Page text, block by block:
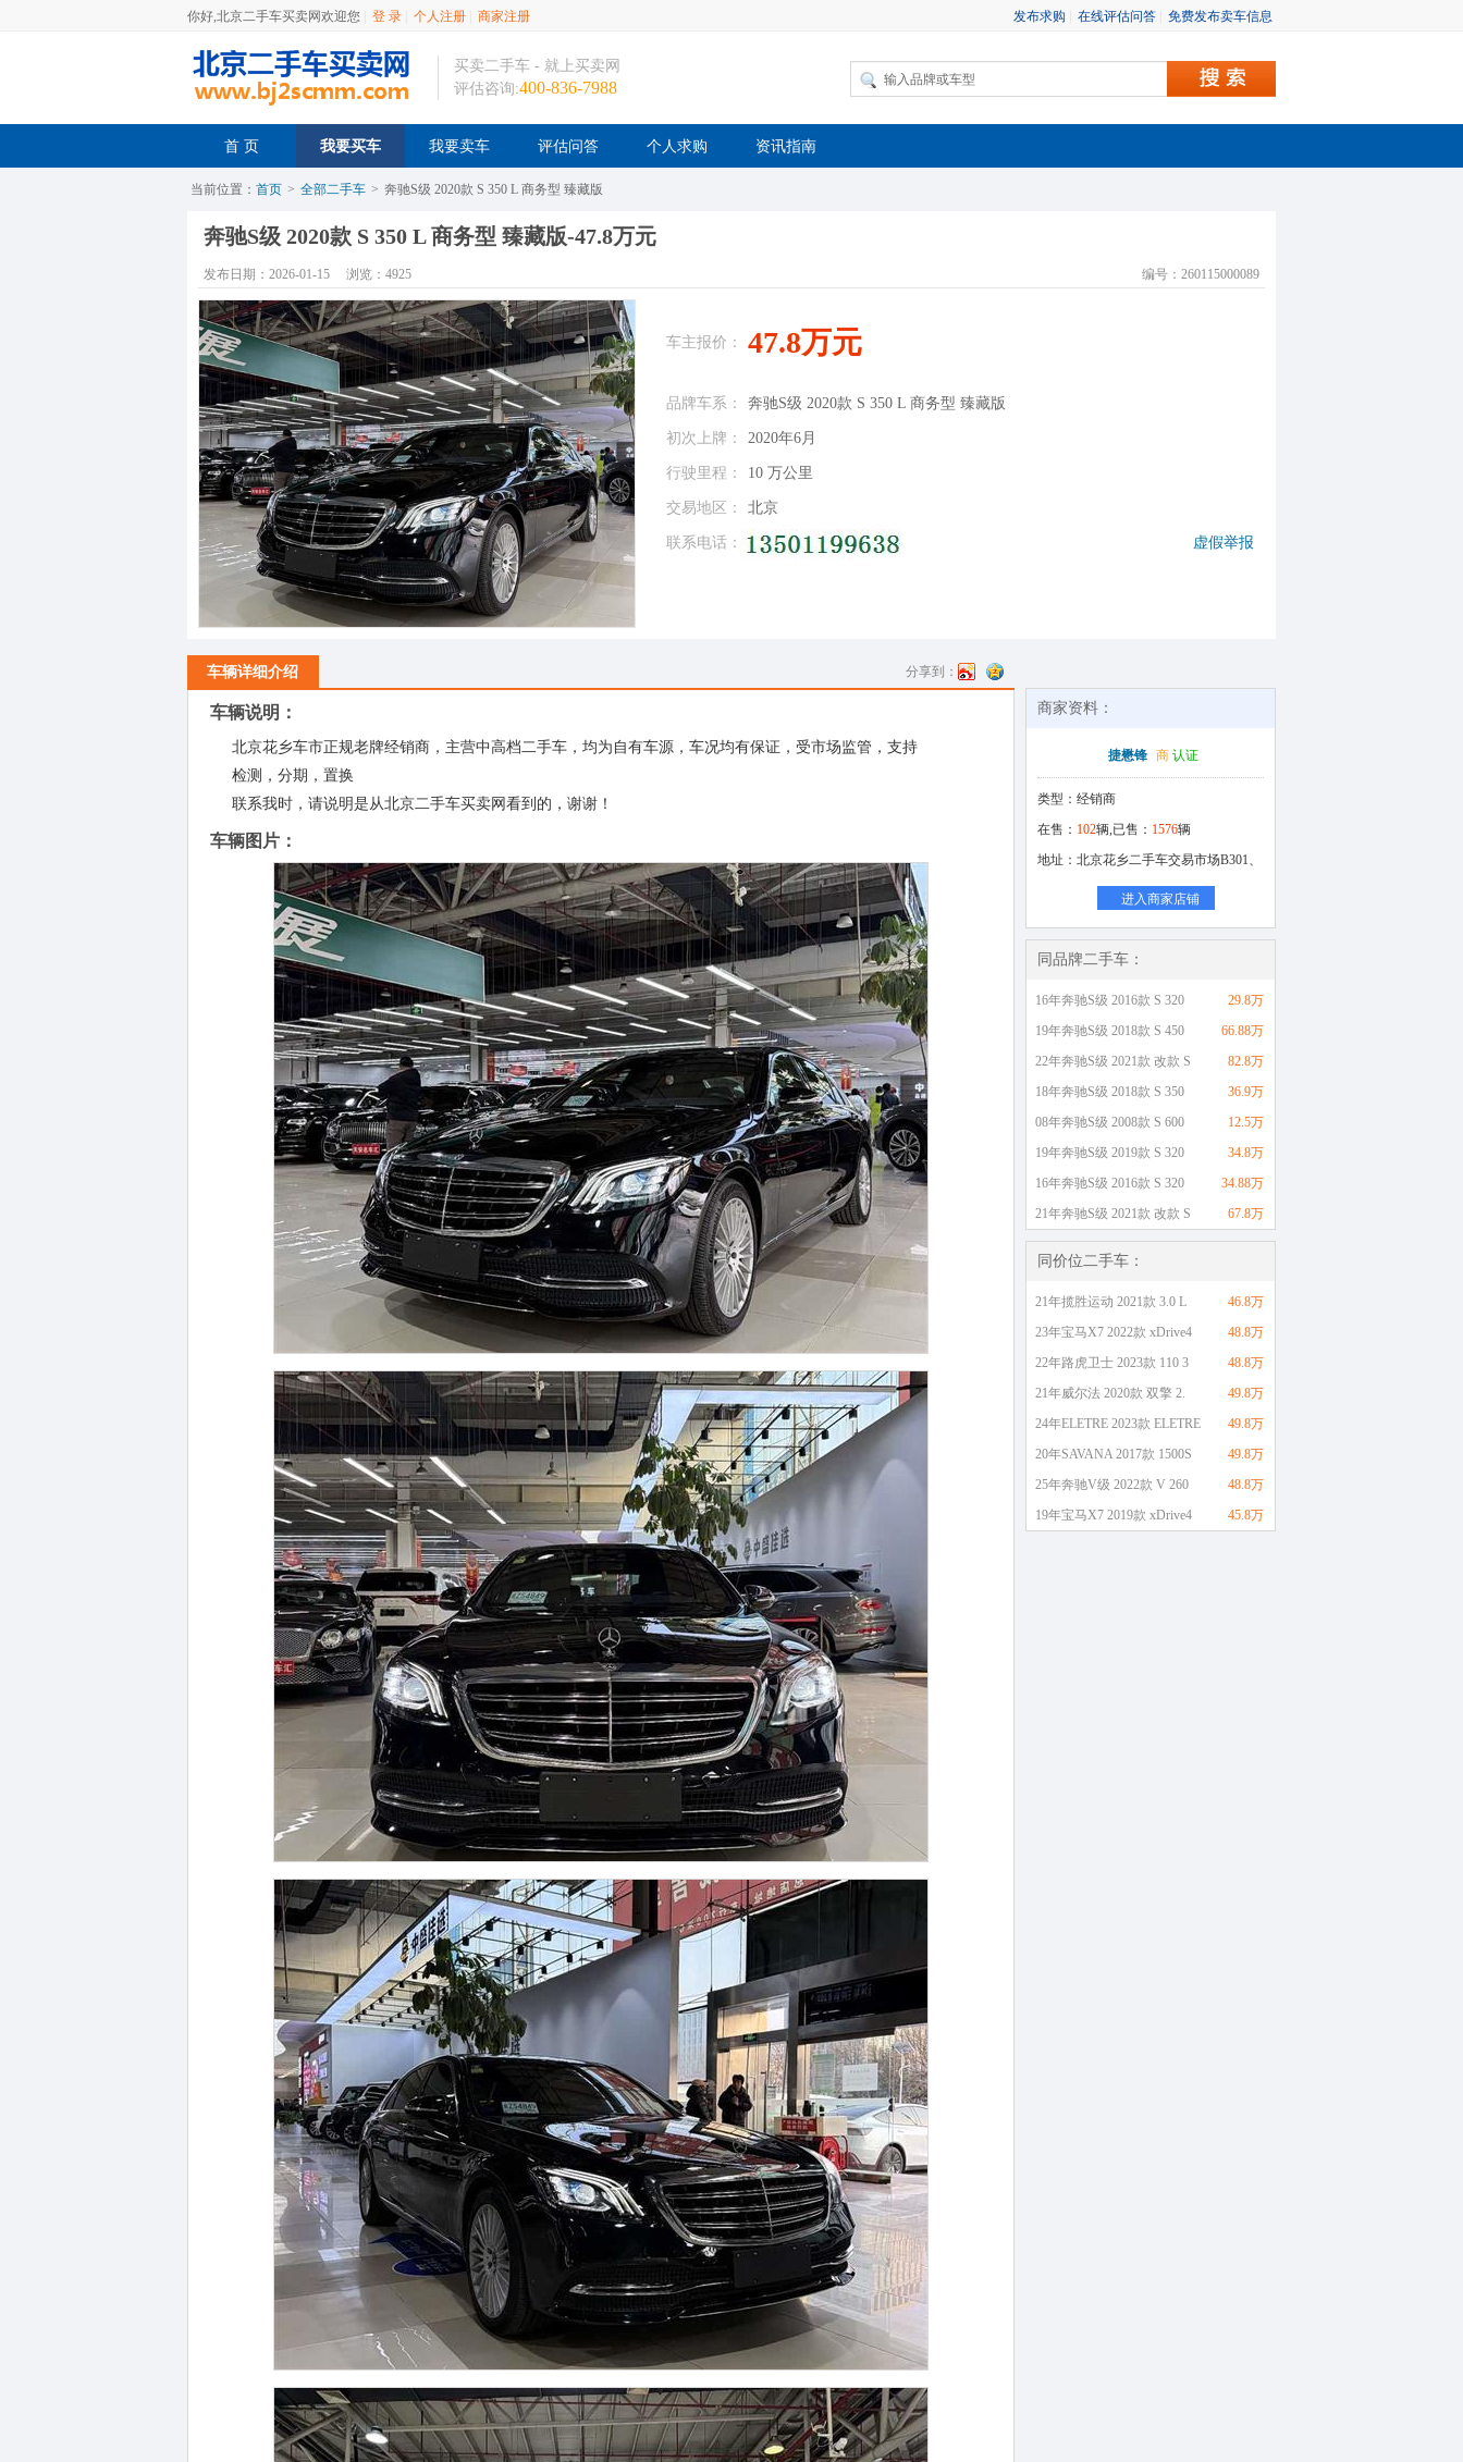
你好,北京二手车买卖网欢迎您 登 录 个人注册 商家注册 发布求购 在线评估问答 免费发布卖车信息
买卖二手车 - 就上买卖网
评估咨询:400-836-7988
首 页 我要买车 我要卖车 评估问答 个人求购 资讯指南
当前位置： 首页 > 全部二手车 > 奔驰S级 2020款 S 350 L 商务型 臻藏版
奔驰S级 2020款 S 350 L 商务型 臻藏版-47.8万元
发布日期：2026-01-15 浏览：4925 编号：260115000089
车主报价： 47.8万元
品牌车系： 奔驰S级 2020款 S 350 L 商务型 臻藏版
初次上牌： 2020年6月
行驶里程： 10 万公里
交易地区： 北京
虚假举报
联系电话：
车辆详细介绍 分享到：
车辆说明：
北京花乡车市正规老牌经销商，主营中高档二手车，均为自有车源，车况均有保证，受市场监管，支持
检测，分期，置换
联系我时，请说明是从北京二手车买卖网看到的，谢谢！
车辆图片：
商家资料：
捷懋锋 商 认证
类型：经销商
在售： 102辆,已售： 1576辆
地址：北京花乡二手车交易市场B301、
进入商家店铺
同品牌二手车：
16年奔驰S级 2016款 S 320
29.8万
19年奔驰S级 2018款 S 450
66.88万
22年奔驰S级 2021款 改款 S
82.8万
18年奔驰S级 2018款 S 350
36.9万
08年奔驰S级 2008款 S 600
12.5万
19年奔驰S级 2019款 S 320
34.8万
16年奔驰S级 2016款 S 320
34.88万
21年奔驰S级 2021款 改款 S
67.8万
同价位二手车：
21年揽胜运动 2021款 3.0 L
46.8万
23年宝马X7 2022款 xDrive4
48.8万
22年路虎卫士 2023款 110 3
48.8万
21年威尔法 2020款 双擎 2.
49.8万
24年ELETRE 2023款 ELETRE
49.8万
20年SAVANA 2017款 1500S
49.8万
25年奔驰V级 2022款 V 260
48.8万
19年宝马X7 2019款 xDrive4
45.8万